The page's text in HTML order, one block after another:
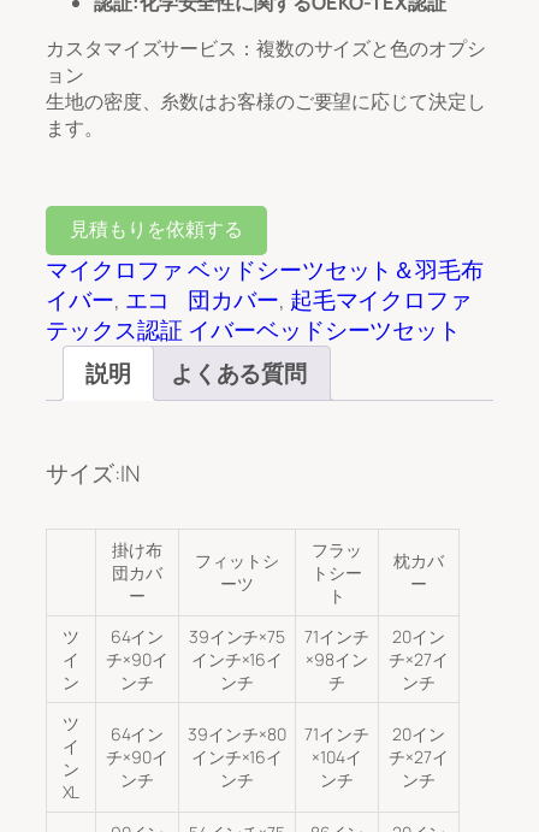
カスタマイズサービス：複数のサイズと色のオプシ
ョン
生地の密度、糸数はお客様のご要望に応じて決定し
ます。
見積もりを依頼する
マイクロファ
イバー, エコ
テックス認証
ベッドシーツセット＆羽毛布
団カバー, 起毛マイクロファ
イバーベッドシーツセット
説明
よくある質問
サイズ:IN
掛け布
団カバ
ー
フィットシ
ーツ
フラッ
トシー
ト
枕カバ
ー
ツ
イ
ン
64イン
チ×90イ
ンチ
39インチ×75
インチ×16イ
ンチ
71インチ
×98イン
チ
20イン
チ×27イ
ンチ
ツ
イ
ン
XL
64イン
チ×90イ
ンチ
39インチ×80
インチ×16イ
ンチ
71インチ
×104イ
ンチ
20イン
チ×27イ
ンチ